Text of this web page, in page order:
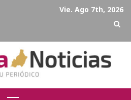
Vie. Ago 7th, 2026